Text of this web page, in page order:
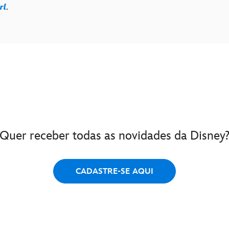
.
Quer receber todas as novidades da Disney?
CADASTRE-SE AQUI